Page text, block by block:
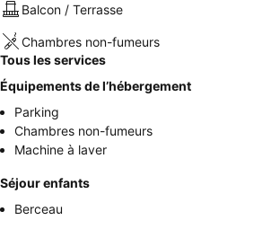
Balcon / Terrasse
Chambres non-fumeurs
Tous les services
Équipements de l’hébergement
Parking
Chambres non-fumeurs
Machine à laver
Séjour enfants
Berceau